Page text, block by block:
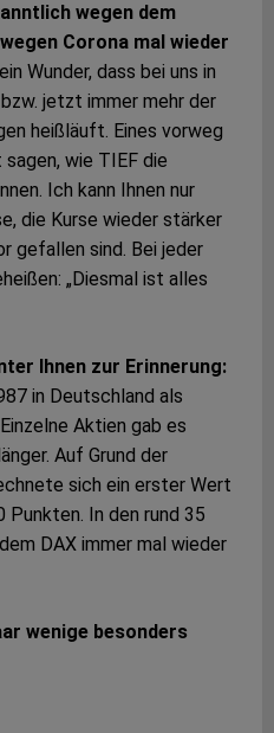
wegen dem
Corona mal wieder
Wunder, dass bei uns in
jetzt immer mehr der
heißläuft. Eines vorweg
wie TIEF die
Ich kann Ihnen nur
die Kurse wieder stärker
gefallen sind. Bei jeder
„Diesmal ist alles
Ihnen zur Erinnerung:
in Deutschland als
Aktien gab es
Auf Grund der
sich ein erster Wert
Punkten. In den rund 35
DAX immer mal wieder
wenige besonders